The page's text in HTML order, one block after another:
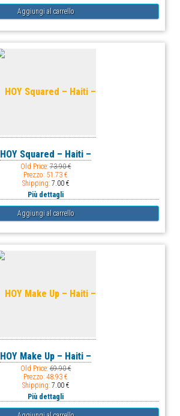
HOY Squared – Haiti –
Old Price:73.90 €
Prezzo: 51.73 €
Shipping: 7.00 €
Più dettagli
HOY Make Up – Haiti –
Old Price:69.90 €
Prezzo: 48.93 €
Shipping: 7.00 €
Più dettagli